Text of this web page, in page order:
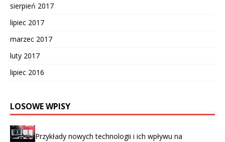
sierpień 2017
lipiec 2017
marzec 2017
luty 2017
lipiec 2016
LOSOWE WPISY
Przykłady nowych technologii i ich wpływu na